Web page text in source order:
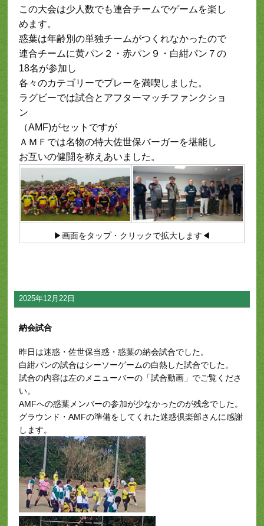
この大会は少人数でも連合チームでゲームを楽し
めます。
惑葉は年齢別の単独チームがつくれなかったので
連合チームに黄パン２・赤パン９・白紺パン７の
18名が参加し
各々のカテゴリーでプレーを満喫しました。
ラグビーでは試合とアフターマッチファンクショ
ン
（AMF)がセットですが
ＡＭＦでは名物の特大佐世保バーガーを堪能し
お互いの健闘を称えあいました。
▶画面をタップ・クリックで拡大します◀
2025年12月22日
納会試合
昨日は迷惑・佐世保当惑・惑葉の納会試合でした。
白紺パンの試合はシーソーゲームの白熱した試合でした。
試合の内容は左のメニューバーの「試合動画」でご覧くださ
い。
AMFへの惑葉メンバーの参加が少なかったのが残念でした。
グラウンド・AMFの準備をしてくれた迷惑倶楽部さんに感謝
します。